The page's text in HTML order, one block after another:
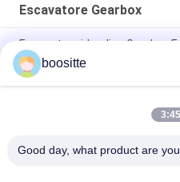
Escavatore Gearbox
Escavatore idraulico Gearbox
SWE50 escavatore Swing Gear
MSG-27P-18E del riduttore del
Escavatore Gearbox Swing
boositte
Good day, what product are